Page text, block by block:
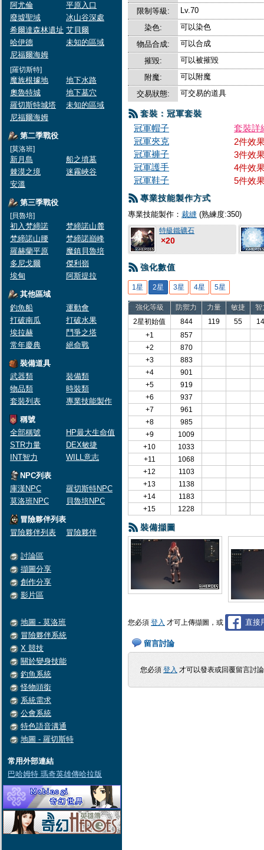
阿尤倫
平原入口
廢墟聖域
冰山谷深處
希爾達森林遺址 艾貝爾
哈伊德
未知的區域
尼福爾海姆
[羅切斯特]
魔族根據地
地下水路
奧魯特城
地下墓穴
羅切斯特城塔
未知的區域
尼福爾海姆
第二季戰役
[莫洛班]
新月島
船之墳墓
棘漠之境
迷霧峽谷
安溫
第三季戰役
[貝魯培]
初入梵締諾
梵締諾山麓
梵締諾山腰
梵締諾巔峰
羅赫蘭平原
魔鎮貝魯培
多尼戈爾
傑利嶺
埃甸
阿斯提拉
其他區域
釣魚船
運動會
打破南瓜
打破水果
埃拉赫
鬥爭之塔
常年慶典
絕命戰
裝備道具
武器類
裝備類
物品類
時裝類
套裝列表
專業技能製作
稱號
全部稱號
HP最大生命值
STR力量
DEX敏捷
INT智力
WILL意志
NPC列表
庫漢NPC
羅切斯特NPC
莫洛班NPC
貝魯培NPC
冒險夥伴列表
冒險夥伴列表
冒險夥伴
討論區
擷圖分享
創作分享
影片區
地圖 - 莫洛班
冒險夥伴系統
X 競技
關於變身技能
釣魚系統
怪物頭銜
系統需求
公會系統
特色語音溝通
地圖 - 羅切斯特
常用外部連結
巴哈姆特 瑪奇英雄傳哈拉版
限制等級:
Lv.70
染色:
可以染色
物品合成:
可以合成
摧毀:
可以被摧毀
附魔:
可以附魔
交易狀態:
可交易的道具
套裝：冠軍套裝
冠軍帽子
冠軍夾克
冠軍褲子
冠軍護手
冠軍鞋子
套裝詳
2件效
3件效
4件效
5件效
專業技能製作方式
專業技能製作： 裁縫 (熟練度:350)
特級鐵礦石
×20
強化數值
1星 2星 3星 4星 5星
強化等級 防禦力 力量 敏捷
智
2星初始值
844 119 55
+1
857
+2
870
+3
883
+4
901
+5
919
+6
937
+7
961
+8
985
+9
1009
+10
1033
+11
1068
+12
1103
+13
1138
+14
1183
+15
1228
裝備擷圖
您必須 登入 才可上傳擷圖，或 直接
留言討論
您必須 登入 才可以發表或回覆留言討